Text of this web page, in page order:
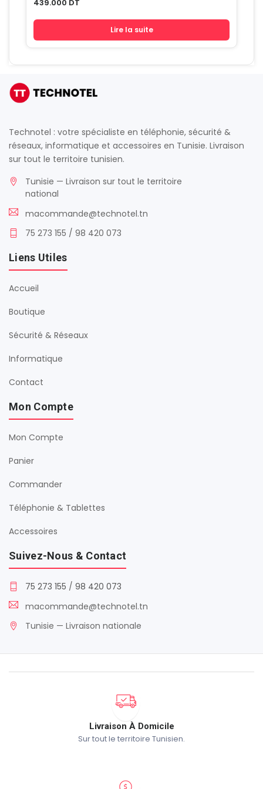
439.000 DT
Lire la suite
Technotel : votre spécialiste en téléphonie, sécurité &
réseaux, informatique et accessoires en Tunisie. Livraison
sur tout le territoire tunisien.
Tunisie — Livraison sur tout le territoire
national
macommande@technotel.tn
75 273 155 / 98 420 073
Liens Utiles
Accueil
Boutique
Sécurité & Réseaux
Informatique
Contact
Mon Compte
Mon Compte
Panier
Commander
Téléphonie & Tablettes
Accessoires
Suivez-Nous & Contact
75 273 155 / 98 420 073
macommande@technotel.tn
Tunisie — Livraison nationale
Livraison À Domicile
Sur tout le territoire Tunisien.